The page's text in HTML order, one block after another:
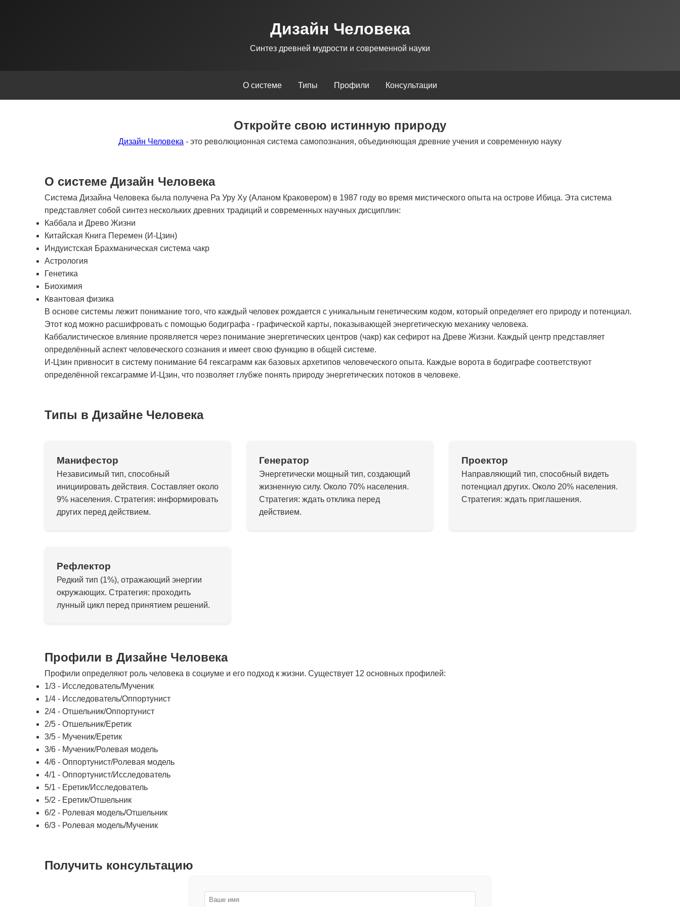
Дизайн Человека
Синтез древней мудрости и современной науки
О системе Типы Профили Консультации
Откройте свою истинную природу
Дизайн Человека - это революционная система самопознания, объединяющая древние учения и современную науку
О системе Дизайн Человека
Система Дизайна Человека была получена Ра Уру Ху (Аланом Краковером) в 1987 году во время мистического опыта на острове Ибица. Эта система
представляет собой синтез нескольких древних традиций и современных научных дисциплин:
Каббала и Древо Жизни
Китайская Книга Перемен (И-Цзин)
Индуистская Брахманическая система чакр
Астрология
Генетика
Биохимия
Квантовая физика
В основе системы лежит понимание того, что каждый человек рождается с уникальным генетическим кодом, который определяет его природу и потенциал.
Этот код можно расшифровать с помощью бодиграфа - графической карты, показывающей энергетическую механику человека.
Каббалистическое влияние проявляется через понимание энергетических центров (чакр) как сефирот на Древе Жизни. Каждый центр представляет
определённый аспект человеческого сознания и имеет свою функцию в общей системе.
И-Цзин привносит в систему понимание 64 гексаграмм как базовых архетипов человеческого опыта. Каждые ворота в бодиграфе соответствуют
определённой гексаграмме И-Цзин, что позволяет глубже понять природу энергетических потоков в человеке.
Типы в Дизайне Человека
Манифестор
Независимый тип, способный
инициировать действия. Составляет около
9% населения. Стратегия: информировать
других перед действием.
Генератор
Энергетически мощный тип, создающий
жизненную силу. Около 70% населения.
Стратегия: ждать отклика перед
действием.
Проектор
Направляющий тип, способный видеть
потенциал других. Около 20% населения.
Стратегия: ждать приглашения.
Рефлектор
Редкий тип (1%), отражающий энергии
окружающих. Стратегия: проходить
лунный цикл перед принятием решений.
Профили в Дизайне Человека
Профили определяют роль человека в социуме и его подход к жизни. Существует 12 основных профилей:
1/3 - Исследователь/Мученик
1/4 - Исследователь/Оппортунист
2/4 - Отшельник/Оппортунист
2/5 - Отшельник/Еретик
3/5 - Мученик/Еретик
3/6 - Мученик/Ролевая модель
4/6 - Оппортунист/Ролевая модель
4/1 - Оппортунист/Исследователь
5/1 - Еретик/Исследователь
5/2 - Еретик/Отшельник
6/2 - Ролевая модель/Отшельник
6/3 - Ролевая модель/Мученик
Получить консультацию